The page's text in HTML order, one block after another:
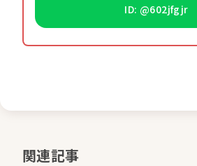
ID: @602jfgjr
関連記事